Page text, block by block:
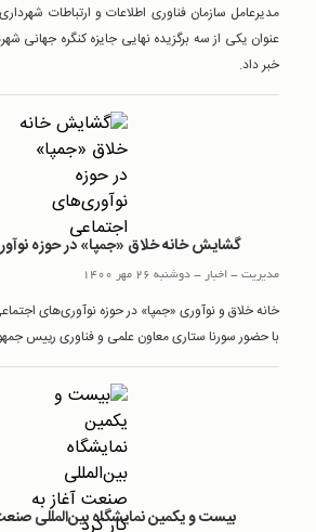
مدیرعامل سازمان فناوری اطلاعات و ارتباطات
خبر داد.
گشایش خانه خلاق «جمپا» در حوزه
مدیریت-اخبار -دوشنبه 26 مهر 1400
خانه خلاق و نوآوری «جمپا» در حوزه نوآوری‌های
با حضور سورنا ستاری معاون علمی و فناوری رییس
بیست و یکمین نمایشگاه بین‌المللی صنعت